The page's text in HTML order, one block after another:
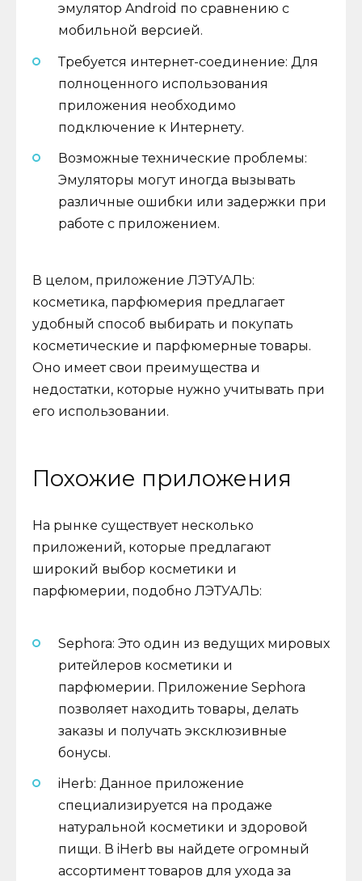
эмулятор Android по сравнению с
мобильной версией.
Требуется интернет-соединение: Для
полноценного использования
приложения необходимо
подключение к Интернету.
Возможные технические проблемы:
Эмуляторы могут иногда вызывать
различные ошибки или задержки при
работе с приложением.
В целом, приложение ЛЭТУАЛЬ:
косметика, парфюмерия предлагает
удобный способ выбирать и покупать
косметические и парфюмерные товары.
Оно имеет свои преимущества и
недостатки, которые нужно учитывать при
его использовании.
Похожие приложения
На рынке существует несколько
приложений, которые предлагают
широкий выбор косметики и
парфюмерии, подобно ЛЭТУАЛЬ:
Sephora: Это один из ведущих мировых
ритейлеров косметики и
парфюмерии. Приложение Sephora
позволяет находить товары, делать
заказы и получать эксклюзивные
бонусы.
iHerb: Данное приложение
специализируется на продаже
натуральной косметики и здоровой
пищи. В iHerb вы найдете огромный
ассортимент товаров для ухода за